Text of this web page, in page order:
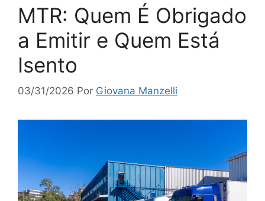
MTR: Quem É Obrigado
a Emitir e Quem Está
Isento
03/31/2026 Por Giovana Manzelli